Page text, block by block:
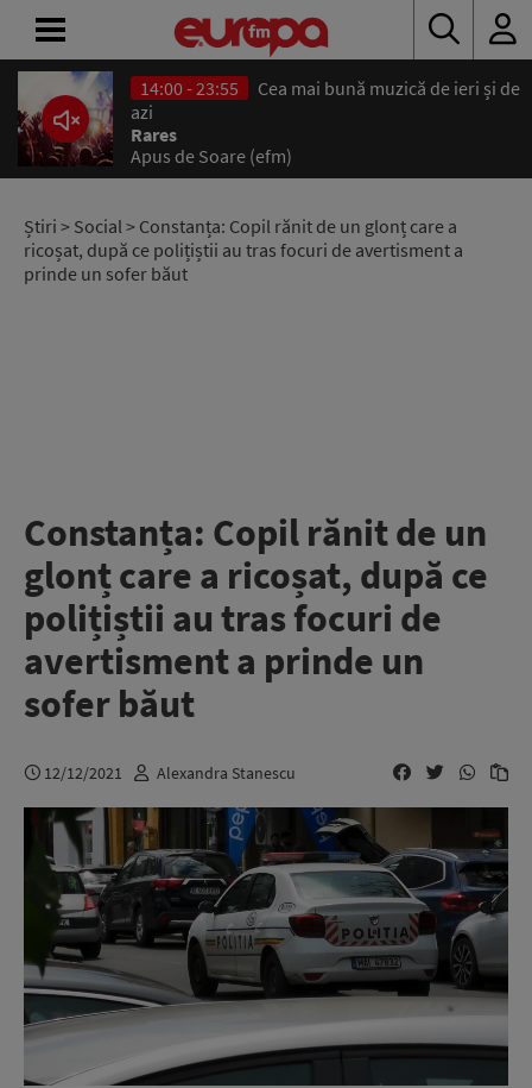
14:00 - 23:55
Cea mai bună muzică de ieri și de
azi
Rares
Apus de Soare (efm)
Știri > Social> Constanța: Copil rănit de un glonț care a
ricoșat, după ce polițiștii au tras focuri de avertisment a
prinde un sofer băut
Constanța: Copil rănit de un
glonț care a ricoșat, după ce
polițiștii au tras focuri de
avertisment a prinde un
sofer băut
12/12/2021 Alexandra Stanescu
ACASĂ
ȘTIRI
RADIO
CONCURSURI